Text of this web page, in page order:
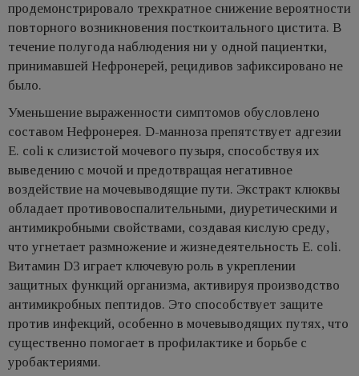
продемонстрировало трехкратное снижение вероятности
повторного возникновения посткоитального цистита. В
течение полугода наблюдения ни у одной пациентки,
принимавшей Нефронерей, рецидивов зафиксировано не
было.
Уменьшение выраженности симптомов обусловлено
составом Нефронерея. D-манноза препятствует адгезии
E. coli к слизистой мочевого пузыря, способствуя их
выведению с мочой и предотвращая негативное
воздействие на мочевыводящие пути. Экстракт клюквы
обладает противовоспалительными, диуретическими и
антимикробными свойствами, создавая кислую среду,
что угнетает размножение и жизнедеятельность E. coli.
Витамин D3 играет ключевую роль в укреплении
защитных функций организма, активируя производство
антимикробных пептидов. Это способствует защите
против инфекций, особенно в мочевыводящих путях, что
существенно помогает в профилактике и борьбе с
уробактериями.